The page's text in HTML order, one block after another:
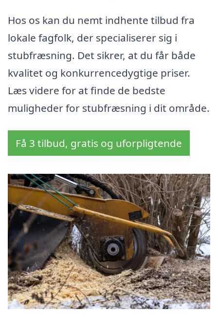
Hos os kan du nemt indhente tilbud fra
lokale fagfolk, der specialiserer sig i
stubfræsning. Det sikrer, at du får både
kvalitet og konkurrencedygtige priser.
Læs videre for at finde de bedste
muligheder for stubfræsning i dit område.
Få 3 tilbud, gratis og uforpligtende